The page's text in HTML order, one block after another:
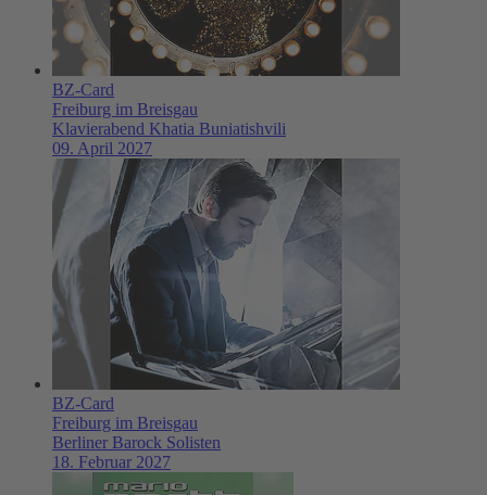
BZ-Card
Freiburg im Breisgau
Klavierabend Khatia Buniatishvili
09. April 2027
BZ-Card
Freiburg im Breisgau
Berliner Barock Solisten
18. Februar 2027